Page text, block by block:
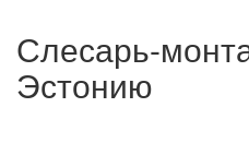
Слесарь-
Эстонию